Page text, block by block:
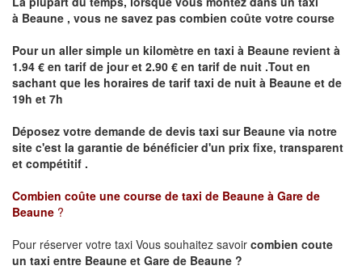
à Beaune , vous ne savez pas combien coûte votre course
Pour un aller simple un kilomètre en taxi à Beaune revient à
1.94 € en tarif de jour et 2.90 € en tarif de nuit .Tout en
sachant que les horaires de tarif taxi de nuit à Beaune et de
19h et 7h
Déposez votre demande de devis taxi sur Beaune via notre
site c'est la garantie de bénéficier d'un prix fixe, transparent
et compétitif .
Combien coûte une course de taxi de Beaune à Gare de
Beaune ?
Pour réserver votre taxi Vous souhaitez savoir combien coute
un taxi entre Beaune et Gare de Beaune ?